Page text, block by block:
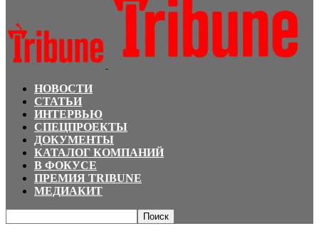
НОВОСТИ
СТАТЬИ
ИНТЕРВЬЮ
СПЕЦПРОЕКТЫ
ДОКУМЕНТЫ
КАТАЛОГ КОМПАНИЙ
В ФОКУСЕ
ПРЕМИЯ TRIBUNE
МЕДИАКИТ